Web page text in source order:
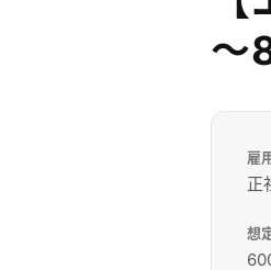
～
雇
正
想